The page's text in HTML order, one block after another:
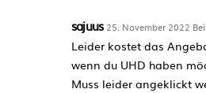
sajuus 25. November 2022
Leider kostet das
wenn du UHD haben
Muss leider angeklickt